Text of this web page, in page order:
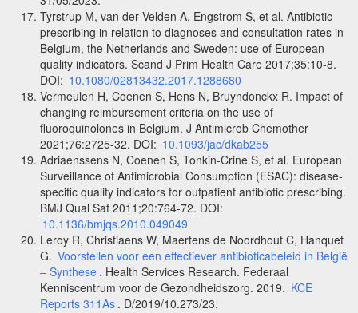
Tyrstrup M, van der Velden A, Engstrom S, et al. Antibiotic
prescribing in relation to diagnoses and consultation rates in
Belgium, the Netherlands and Sweden: use of European
quality indicators. Scand J Prim Health Care 2017;35:10-8.
DOI: 10.1080/02813432.2017.1288680
Vermeulen H, Coenen S, Hens N, Bruyndonckx R. Impact of
changing reimbursement criteria on the use of
fluoroquinolones in Belgium. J Antimicrob Chemother
2021;76:2725-32. DOI: 10.1093/jac/dkab255
Adriaenssens N, Coenen S, Tonkin-Crine S, et al. European
Surveillance of Antimicrobial Consumption (ESAC): disease-
specific quality indicators for outpatient antibiotic prescribing.
BMJ Qual Saf 2011;20:764-72. DOI:
10.1136/bmjqs.2010.049049
Leroy R, Christiaens W, Maertens de Noordhout C, Hanquet
G. Voorstellen voor een effectiever antibioticabeleid in België
– Synthese . Health Services Research. Federaal
Kenniscentrum voor de Gezondheidszorg. 2019. KCE
Reports 311As . D/2019/10.273/23.